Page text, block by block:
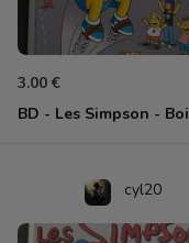
3.00 €
cyl20